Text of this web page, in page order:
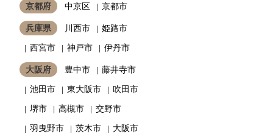
京都府 中京区 京都市
兵庫県 川西市
姫路市
西宮市
神戸市 伊丹市
大阪府 豊中市
藤井寺市
池田市
東大阪市
吹田市
堺市
高槻市
交野市
羽曳野市
茨木市 大阪市